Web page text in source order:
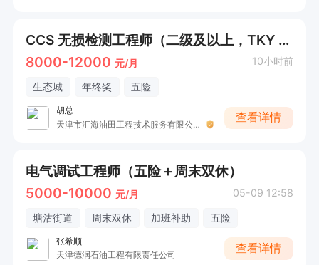
CCS 无损检测工程师（二级及以上，TKY 专项优先）
8000-12000 元/月 10小时前
生态城 年终奖 五险
胡总
天津市汇海油田工程技术服务有限公司
查看详情
电气调试工程师（五险＋周末双休）
5000-10000 元/月 05-09 12:58
塘沽街道 周末双休 加班补助 五险
张希顺
天津德润石油工程有限责任公司
查看详情